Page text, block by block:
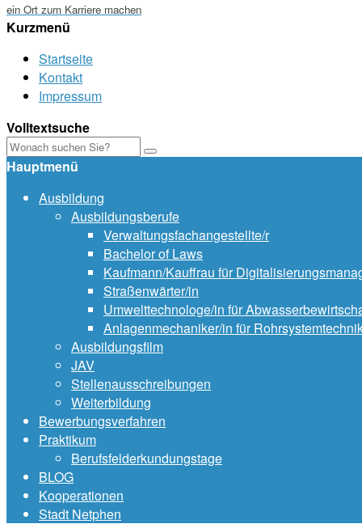
ein Ort zum Karriere machen
Kurzmenü
Startseite
Kontakt
Impressum
Volltextsuche
Hauptmenü
Ausbildung
Ausbildungsberufe
Verwaltungsfachangestellte/r
Bachelor of Laws
Kaufmann/Kauffrau für
Straßenwärter/in
Umwelttechnologe/in für
Anlagenmechaniker/in für
Ausbildungsfilm
JAV
Stellenausschreibungen
Weiterbildung
Bewerbungsverfahren
Praktikum
Berufsfelderkundungstage
BLOG
Kooperationen
Stadt Netphen